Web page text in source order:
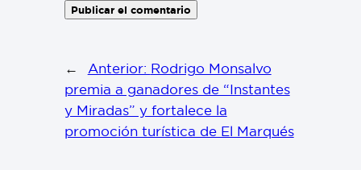
← Anterior: Rodrigo Monsalvo
premia a ganadores de “Instantes
y Miradas” y fortalece la
promoción turística de El Marqués